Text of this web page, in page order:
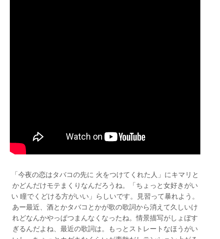
「今夜の恋はタバコの先に 火をつけてくれた人」にキマリと
かどんだけモテまくりなんだろうね。「ちょっと女好きがい
い 瞳でくどける方がいい」らしいです。見習って暴れよう。
あー最近、酒とかタバコとかが歌の歌詞から消えて久しいけ
れどなんかやっぱつまんなくなったね。情景描写がしょぼす
ぎるんだよね、最近の歌詞は。もっとストレートなほうがい